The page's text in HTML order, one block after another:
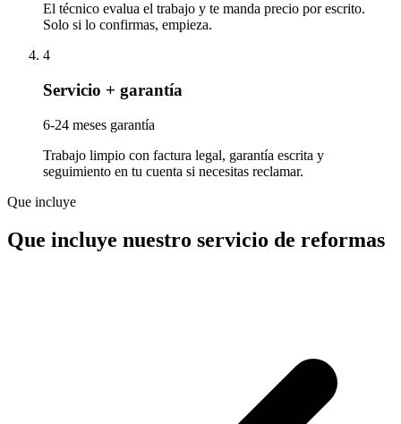
El técnico evalua el trabajo y te manda precio por escrito.
Solo si lo confirmas, empieza.
4
Servicio + garantía
6-24 meses garantía
Trabajo limpio con factura legal, garantía escrita y
seguimiento en tu cuenta si necesitas reclamar.
Que incluye
Que incluye nuestro servicio de reformas